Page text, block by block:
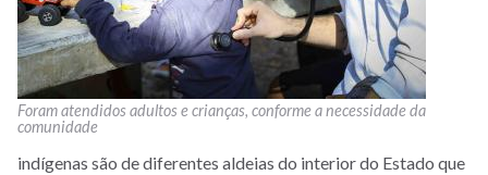
Foram atendidos adultos e crianças, conforme a necessidade da
comunidade
indígenas são de diferentes aldeias do interior do Estado que